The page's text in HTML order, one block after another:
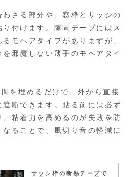
わさる部分や、窓枠とサッシの
付けます。隙間テープにはス
モヘアタイプがありますが、
を邪魔しない薄手のモヘアタイ
を埋めるだけで、外から直接
断できます。貼る前には必ず
粘着力を高めるのが失敗を防
ることで、風切り音の軽減に
サッシ枠の断熱テープで